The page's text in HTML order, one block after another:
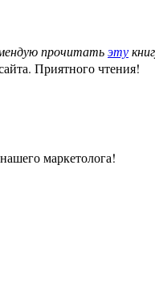
прочитатьэту
Приятного чтения!
маркетолога!